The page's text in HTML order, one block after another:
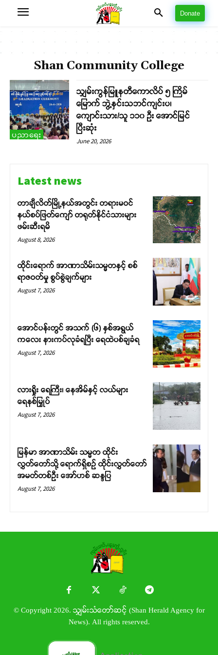
Donate
Shan Community College
ပညာရေး
သျှမ်းကွန်မြူနတီကောလိပ် ၅ ကြိမ်
မြောက် ဘွဲ့နှင်းသဘင်ကျင်းပ၊
ကျောင်းသား/သူ ၁၁၀ ဦး အောင်မြင်
ပြီးဆုံး
June 20, 2026
Latest news
တာချီလိတ်မြို့နယ်အတွင်း တရားမဝင်
နယ်စပ်ဖြတ်ကျော် တရုတ်နိုင်ငံသားများ
ဖမ်းဆီးရမိ
August 8, 2026
ထိုင်းရောက် အာဏာသိမ်းသမ္မတနှင့် စစ်
ရာဇဝတ်မှု စွပ်စွဲချက်များ
August 7, 2026
အောင်ပန်းတွင် အသက် (၆) နှစ်အရွယ်
ကလေး နားကပ်လုခံရပြီး ရေထဲပစ်ချခံရ
August 7, 2026
လားရှိုး ရေကြီး၊ နေအိမ်နှင့် လယ်များ
ရေနစ်မြှုပ်
August 7, 2026
မြန်မာ အာဏာသိမ်း သမ္မတ ထိုင်း
လွှတ်တော်သို့ ရောက်ရှိစဉ် ထိုင်းလွှတ်တော်
အမတ်တစ်ဦး အော်ဟစ် ဆန္ဒပြ
August 7, 2026
© Copyright 2026. သျှမ်းသံတော်ဆင့် (Shan Herald Agency for
News). All rights reserved.